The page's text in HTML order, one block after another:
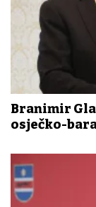
Branimir
osječko-